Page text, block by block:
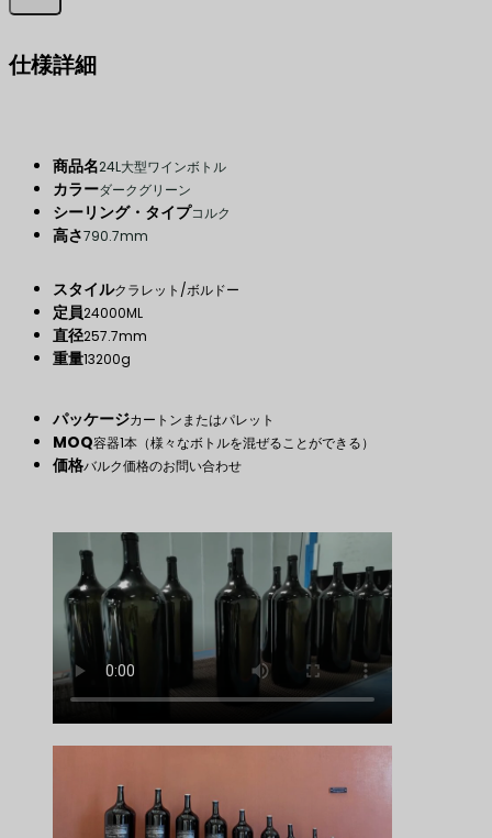
仕様詳細
商品名24L大型ワインボトル
カラーダークグリーン
シーリング・タイプコルク
高さ790.7mm
スタイルクラレット/ボルドー
定員24000ML
直径257.7mm
重量13200g
パッケージカートンまたはパレット
MOQ容器1本（様々なボトルを混ぜることができる）
価格バルク価格のお問い合わせ